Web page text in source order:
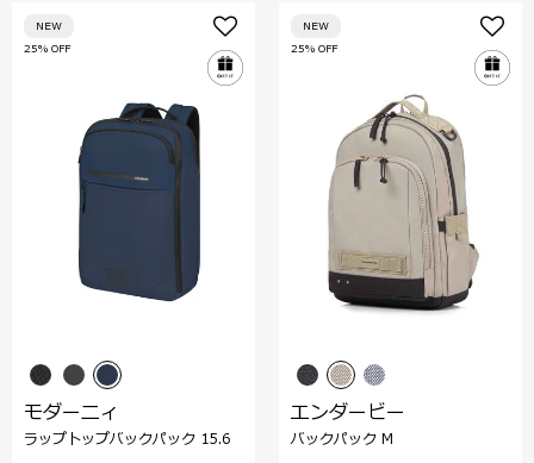
25% OFF
NEW
モダーニィ
ラップトップバックパック 15.6
25% OFF
NEW
エンダービー
バックパック M